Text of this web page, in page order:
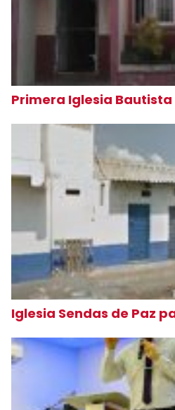
Primera Iglesia Bautista
Iglesia Sendas de Paz